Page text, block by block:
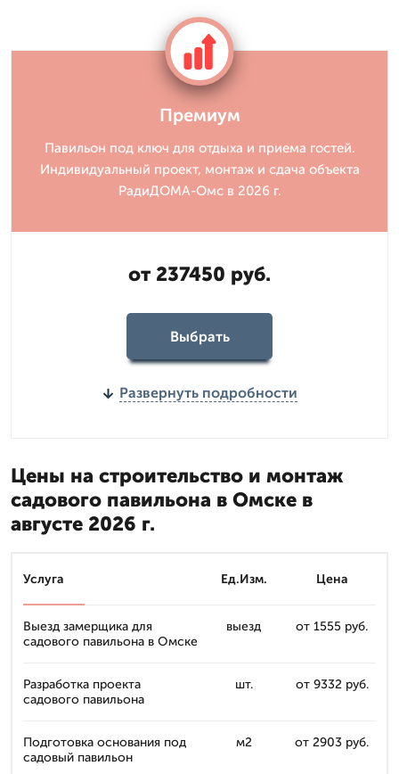
Премиум
Павильон под ключ для отдыха и приема гостей.
Индивидуальный проект, монтаж и сдача объекта
РадиДОМА-Омс в 2026 г.
от 237450 руб.
Выбрать
Развернуть подробности
Цены на строительство и монтаж
садового павильона в Омске в
августе 2026 г.
Услуга Ед.Изм. Цена
Выезд замерщика для
садового павильона в Омске
выезд от 1555 руб.
Разработка проекта
садового павильона
шт. от 9332 руб.
Подготовка основания под
садовый павильон
м2 от 2903 руб.